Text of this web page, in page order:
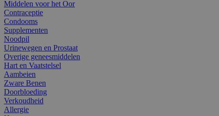
Middelen voor het Oor
Contraceptie
Condooms
Supplementen
Noodpil
Urinewegen en Prostaat
Overige geneesmiddelen
Hart en Vaatstelsel
Aambeien
Zware Benen
Doorbloeding
Verkoudheid
Allergie